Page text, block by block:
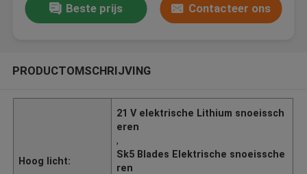
Beste prijs Contacteer ons
PRODUCTOMSCHRIJVING
Hoog licht:
21 V elektrische Lithium snoeissch
eren
,
Sk5 Blades Elektrische snoeissche
ren